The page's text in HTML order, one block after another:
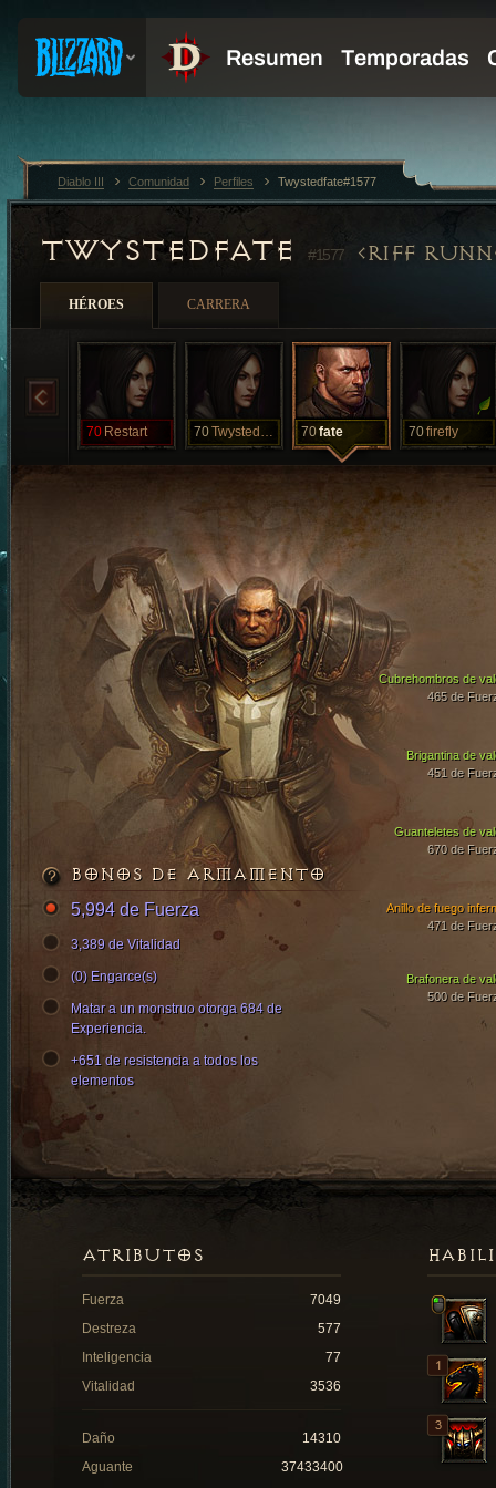
TWYSTEDFATE #1577 RIFF
HÉROES CARRERA
70 Restart 70 TwystedSoul 70fate 70firefly
Brigantina de
451 de
Guanteletes de
670 de
Cubrehombros de
465 de
Brafonera de
500 de
Anillo de fuego
471 de
BONOS DE ARMAMENTO
5,994 de Fuerza
3,389 de Vitalidad
(0) Engarce(s)
Matar a un monstruo otorga 684 de
Experiencia.
+651 de resistencia a todos los
elementos
ATRIBUTOS
Fuerza
7049
Destreza
577
Inteligencia
77
Vitalidad
3536
Daño
14310
Aguante
37433400
Diablo III Comunidad Perfiles Twystedfate#1577